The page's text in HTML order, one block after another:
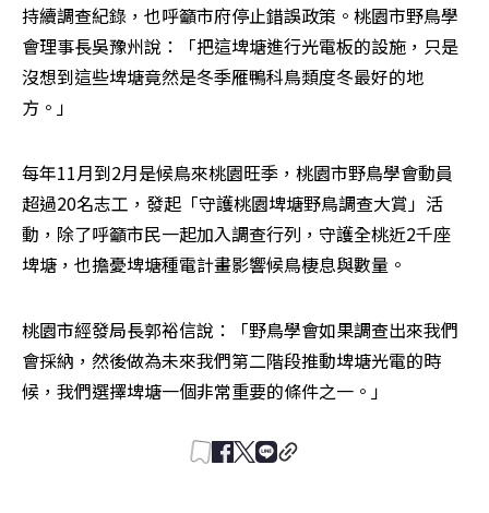
持續調查紀錄，也呼籲市府停止錯誤政策。桃園市野鳥學
會理事長吳豫州說：「把這埤塘進行光電板的設施，只是
沒想到這些埤塘竟然是冬季雁鴨科鳥類度冬最好的地
方。」
每年11月到2月是候鳥來桃園旺季，桃園市野鳥學會動員
超過20名志工，發起「守護桃園埤塘野鳥調查大賞」活
動，除了呼籲市民一起加入調查行列，守護全桃近2千座
埤塘，也擔憂埤塘種電計畫影響候鳥棲息與數量。
桃園市經發局長郭裕信說：「野鳥學會如果調查出來我們
會採納，然後做為未來我們第二階段推動埤塘光電的時
候，我們選擇埤塘一個非常重要的條件之一。」